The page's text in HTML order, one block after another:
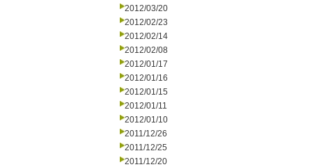
2012/03/20
2012/02/23
2012/02/14
2012/02/08
2012/01/17
2012/01/16
2012/01/15
2012/01/11
2012/01/10
2011/12/26
2011/12/25
2011/12/20